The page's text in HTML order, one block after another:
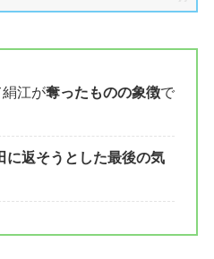
江が奪ったものの象徴で
に返そうとした最後の気